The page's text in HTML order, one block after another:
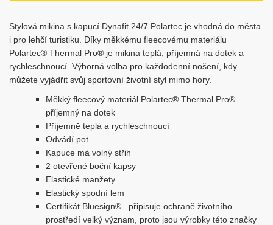
Stylová mikina s kapucí Dynafit 24/7 Polartec je vhodná do města
i pro lehčí turistiku. Díky měkkému fleecovému materiálu
Polartec® Thermal Pro® je mikina teplá, příjemná na dotek a
rychleschnoucí. Výborná volba pro každodenní nošení, kdy
můžete vyjádřit svůj sportovní životní styl mimo hory.
Měkký fleecový materiál Polartec® Thermal Pro®
příjemný na dotek
Příjemně teplá a rychleschnoucí
Odvádí pot
Kapuce má volný střih
2 otevřené boční kapsy
Elastické manžety
Elastický spodní lem
Certifikát Bluesign®– připisuje ochraně životního
prostředí velký význam, proto jsou výrobky této značky